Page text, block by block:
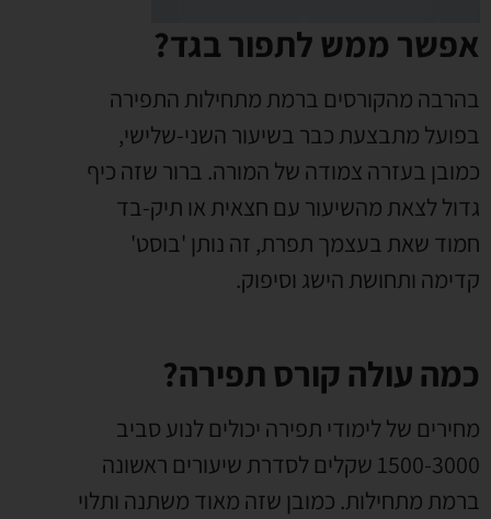
אפשר ממש לתפור בגד?
בהרבה מהקורסים ברמת מתחילות התפירה
בפועל מתבצעת כבר בשיעור השני-שלישי,
כמובן בעזרה צמודה של המורה. ברור שזה כיף
גדול לצאת מהשיעור עם חצאית או תיק-בד
חמוד שאת בעצמך תפרת, זה נותן 'בוסט'
קדימה ותחושת הישג וסיפוק.
כמה עולה קורס תפירה?
מחירים של לימודי תפירה יכולים לנוע סביב
1500-3000 שקלים לסדרת שיעורים ראשונה
ברמת מתחילות. כמובן שזה מאוד משתנה ותלוי